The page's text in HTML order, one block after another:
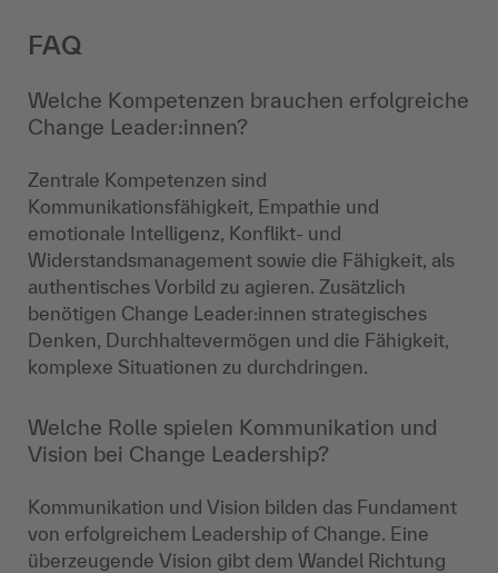
FAQ
Welche Kompetenzen brauchen erfolgreiche
Change Leader:innen?
Zentrale Kompetenzen sind
Kommunikationsfähigkeit, Empathie und
emotionale Intelligenz, Konflikt- und
Widerstandsmanagement sowie die Fähigkeit, als
authentisches Vorbild zu agieren. Zusätzlich
benötigen Change Leader:innen strategisches
Denken, Durchhaltevermögen und die Fähigkeit,
komplexe Situationen zu durchdringen.
Welche Rolle spielen Kommunikation und
Vision bei Change Leadership?
Kommunikation und Vision bilden das Fundament
von erfolgreichem Leadership of Change. Eine
überzeugende Vision gibt dem Wandel Richtung